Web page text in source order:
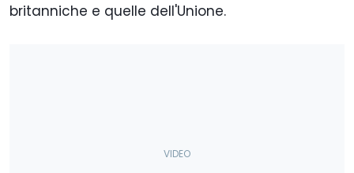
britanniche e quelle dell'Unione.